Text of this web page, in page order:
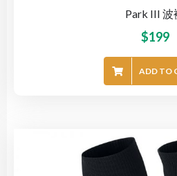
Park III 波
$199
ADD TO